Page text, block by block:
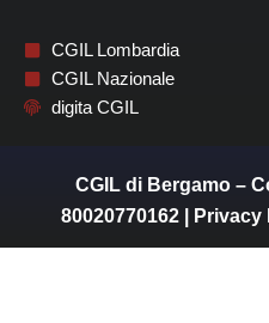
CGIL Lombardia
CGIL Nazionale
digita CGIL
CGIL di Bergamo –
80020770162 |
Privacy